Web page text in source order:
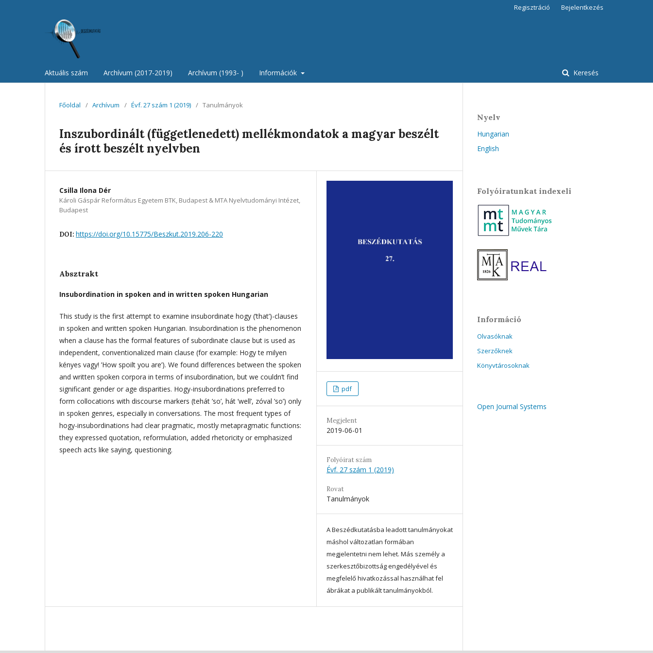
Aktuális szám Archívum (2017-2019) Archívum (1993- ) Információk Keresés
Regisztráció Bejelentkezés
Főoldal / Archívum / Évf. 27 szám 1 (2019) / Tanulmányok
Inszubordinált (függetlenedett) mellékmondatok a magyar beszélt
és írott beszélt nyelvben
Csilla Ilona Dér
Károli Gáspár Református Egyetem BTK, Budapest & MTA Nyelvtudományi Intézet,
Budapest
DOI: https://doi.org/10.15775/Beszkut.2019.206-220
Absztrakt
Insubordination in spoken and in written spoken Hungarian
This study is the first attempt to examine insubordinate hogy (’that’)-clauses
in spoken and written spoken Hungarian. Insubordination is the phenomenon
when a clause has the formal features of subordinate clause but is used as
independent, conventionalized main clause (for example: Hogy te milyen
kényes vagy! ’How spoilt you are’). We found differences between the spoken
and written spoken corpora in terms of insubordination, but we couldn’t find
significant gender or age disparities. Hogy-insubordinations preferred to
form collocations with discourse markers (tehát ’so’, hát ’well’, zóval ’so’) only
in spoken genres, especially in conversations. The most frequent types of
hogy-insubordinations had clear pragmatic, mostly metapragmatic functions:
they expressed quotation, reformulation, added rhetoricity or emphasized
speech acts like saying, questioning.
pdf
Megjelent
2019-06-01
Folyóirat szám
Évf. 27 szám 1 (2019)
Rovat
Tanulmányok
A Beszédkutatásba leadott tanulmányokat
máshol változatlan formában
megjelentetni nem lehet. Más személy a
szerkesztőbizottság engedélyével és
megfelelő hivatkozással használhat fel
ábrákat a publikált tanulmányokból.
Nyelv
Hungarian
English
Folyóiratunkat indexeli
Információ
Olvasóknak
Szerzőknek
Könyvtárosoknak
Open Journal Systems